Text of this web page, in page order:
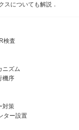
スについても解説．
検査
ニズム
機序
対策
ター設置